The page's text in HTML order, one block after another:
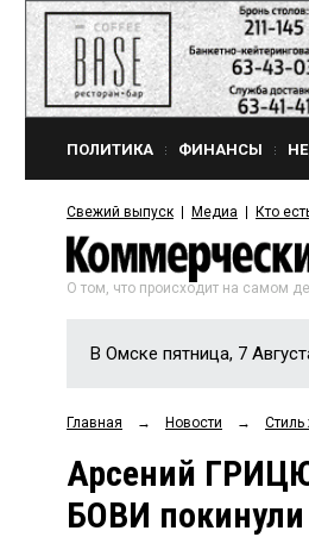
ПОЛИТИКА ФИНАНСЫ
Свежий выпуск Медиа Кто
О том, что происходит на самом
В Омске пятница, 7
Главная → Новости → Стиль
Арсений
БОВИ